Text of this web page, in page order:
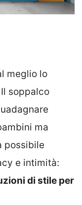
meglio lo
soppalco
ma
possibile
e intimità:
di stile per